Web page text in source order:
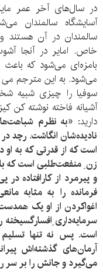
در سال‌های آخر عمر
آسایشگاه سالمندان
سالمندان در آن هستند
خاص. امایر در آنجا
بامزه‌ای می‌شود که باعث
می‌شود. به این مترجم
سوفیا را چیزی شبیه
آشیانه فاخته نوشته کن
دارید: «به نظرم
نادیده‌شان انگاشت. رچد
است که از قدرتی که به او
زن ِ منفعت‌طلبی است که با
و پیرمرد از کارافتاده
فرمانده را به مثابه
اغواکردن از او یک
سرمایه‌داری
است. پس نه تنها تسلیم
آرمان‌های گذشته‌اش
می‌گیرد و جانش را بر سر